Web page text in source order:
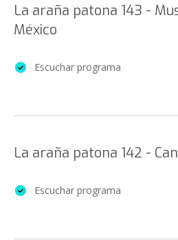
La araña patona 143 -
México
Escuchar programa
La araña patona 142 -
Escuchar programa